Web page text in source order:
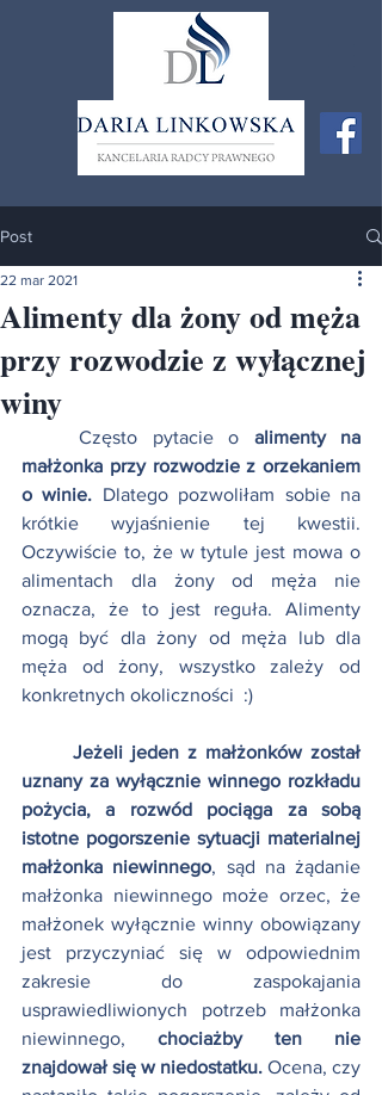
Post
Alimenty dla żony od męża
przy rozwodzie z wyłącznej
winy
22 mar 2021
	Często pytacie o
alimenty na
małżonka przy rozwodzie z orzekaniem
o winie. Dlatego pozwoliłam sobie na
krótkie wyjaśnienie tej kwestii.
Oczywiście to, że w tytule jest mowa o
alimentach dla żony od męża nie
oznacza, że to jest reguła. Alimenty
mogą być dla żony od męża lub dla
męża od żony, wszystko zależy od
konkretnych okoliczności  :)
Jeżeli jeden z małżonków został
uznany za wyłącznie winnego rozkładu
pożycia, a rozwód pociąga za sobą
istotne pogorszenie sytuacji materialnej
małżonka niewinnego, sąd na żądanie
małżonka niewinnego może orzec, że
małżonek wyłącznie winny obowiązany
jest przyczyniać się w odpowiednim
zakresie do zaspokajania
usprawiedliwionych potrzeb małżonka
niewinnego, chociażby ten nie
znajdował się w niedostatku. Ocena, czy